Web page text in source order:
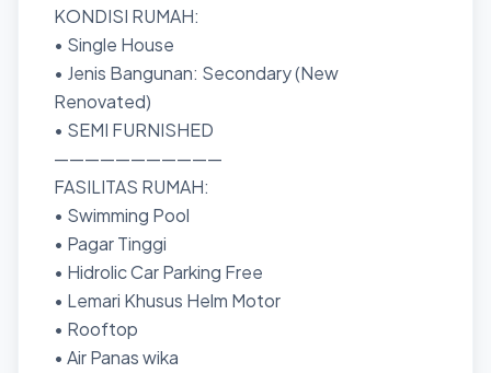
KONDISI RUMAH:
• Single House
• Jenis Bangunan: Secondary (New
Renovated)
• SEMI FURNISHED
———————————
FASILITAS RUMAH:
• Swimming Pool
• Pagar Tinggi
• Hidrolic Car Parking Free
• Lemari Khusus Helm Motor
• Rooftop
• Air Panas wika